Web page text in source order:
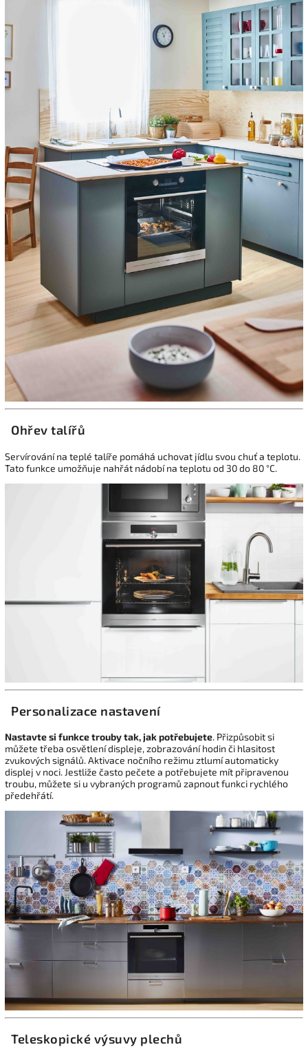
Ohřev talířů
Servírování na teplé talíře pomáhá uchovat jídlu svou chuť a teplotu.
Tato funkce umožňuje nahřát nádobí na teplotu od 30 do 80 °C.
Personalizace nastavení
Nastavte si funkce trouby tak, jak potřebujete. Přizpůsobit si
můžete třeba osvětlení displeje, zobrazování hodin či hlasitost
zvukových signálů. Aktivace nočního režimu ztlumí automaticky
displej v noci. Jestliže často pečete a potřebujete mít připravenou
troubu, můžete si u vybraných programů zapnout funkci rychlého
předehřátí.
Teleskopické výsuvy plechů